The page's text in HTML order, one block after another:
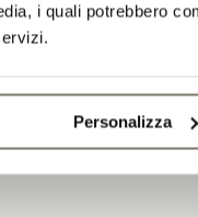
i quali potrebbero
Personalizza